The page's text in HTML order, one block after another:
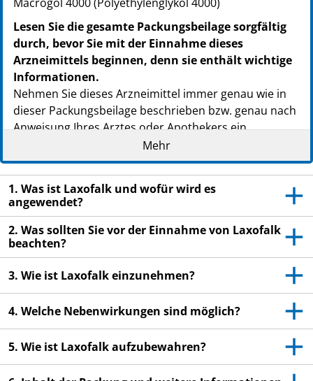
NTIN: 04150016411782
PZN: 09711524
PPN: 110971152438
NTIN: 04150097115241
PZN: 14291219
PPN: 111429121961
Macrogol 4000 (Polyethylenglykol 4000)
Lesen Sie die gesamte Packungsbeilage sorgfältig
durch, bevor Sie mit der Einnahme dieses
Arzneimittels beginnen, denn sie enthält wichtige
Informationen.
Nehmen Sie dieses Arzneimittel immer genau wie in
dieser Packungsbeilage beschrieben bzw. genau nach
Anweisung Ihres Arztes oder Apothekers ein.
Heben Sie die Packungsbeilage auf. Vielleicht
möchten Sie diese später nochmals lesen.
Wenn Sie weitere Fragen haben, wenden Sie sich
an Ihren Arzt oder Apotheker.
Wenn Sie Nebenwirkungen bemerken, wenden Sie
sich an Ihren Arzt oder Apotheker. Dies gilt auch
Packungsbeilage angegeben sind. Siehe Abschnitt
Wenn Sie sich nach der Anwendung nicht besser
oder gar schlechter fühlen, wenden Sie sich an
Mehr
1. Was ist Laxofalk und wofür wird es
angewendet?
2. Was sollten Sie vor der Einnahme von Laxofalk
beachten?
3. Wie ist Laxofalk einzunehmen?
4. Welche Nebenwirkungen sind möglich?
5. Wie ist Laxofalk aufzubewahren?